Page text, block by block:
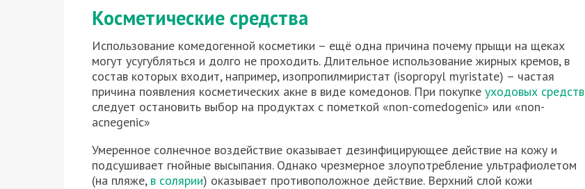
Косметические средства
Использование комедогенной косметики – ещё одна причина почему прыщи на щеках
могут усугубляться и долго не проходить. Длительное использование жирных кремов, в
состав которых входит, например, изопропилмиристат (isopropyl myristate) – частая
причина появления косметических акне в виде комедонов. При покупке уходовых средств
следует остановить выбор на продуктах с пометкой «non-comedogenic» или «non-
acnegenic»
Умеренное солнечное воздействие оказывает дезинфицирующее действие на кожу и
подсушивает гнойные высыпания. Однако чрезмерное злоупотребление ультрафиолетом
(на пляже, в солярии) оказывает противоположное действие. Верхний слой кожи